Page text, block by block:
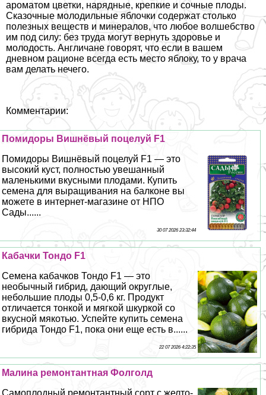
ароматом цветки, нарядные, крепкие и сочные плоды.
Сказочные молодильные яблочки содержат столько
полезных веществ и минералов, что любое волшебство
им под силу: без труда могут вернуть здоровье и
молодость. Англичане говорят, что если в вашем
дневном рационе всегда есть место яблоку, то у врача
вам делать нечего.
Комментарии:
Помидоры Вишнёвый поцелуй F1
Помидоры Вишнёвый поцелуй F1 — это
высокий куст, полностью увешанный
маленькими вкусными плодами. Купить
семена для выращивания на балконе вы
можете в интернет-магазине от НПО
Сады......
30 07 2026 23:32:44
Кабачки Тондо F1
Семена кабачков Тондо F1 — это
необычный гибрид, дающий округлые,
небольшие плоды 0,5-0,6 кг. Продукт
отличается тонкой и мягкой шкуркой со
вкусной мякотью. Успейте купить семена
гибрида Тондо F1, пока они еще есть в......
22 07 2026 4:22:35
Малина ремонтантная Фолголд
Самоплодный ремонтантный сорт с желто-